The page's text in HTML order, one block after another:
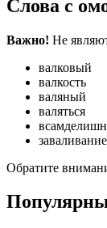
Слова с
Важно! Не
валковый
валкость
валяный
валяться
заваливание
Обратите